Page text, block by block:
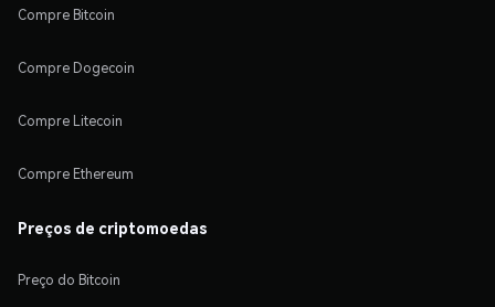
Compre Bitcoin
Compre Dogecoin
Compre Litecoin
Compre Ethereum
Preços de criptomoedas
Preço do Bitcoin